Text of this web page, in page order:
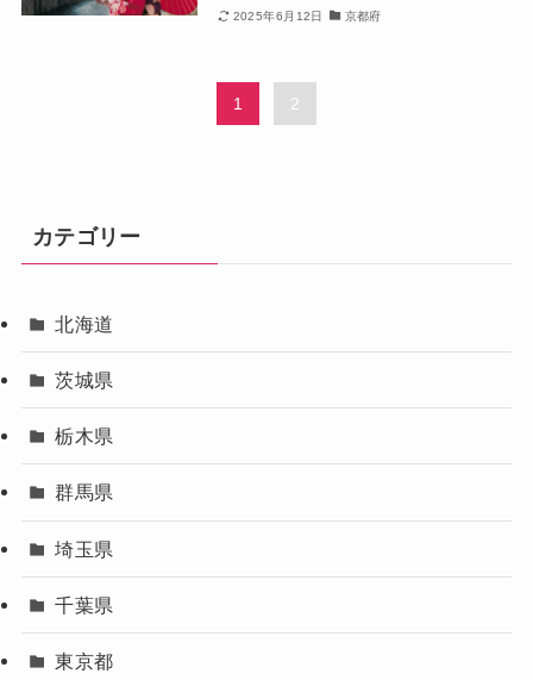
2025年6月12日 京都府
1 2
カテゴリー
北海道
茨城県
栃木県
群馬県
埼玉県
千葉県
東京都